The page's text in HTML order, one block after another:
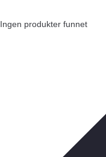
Ingen produkter funnet